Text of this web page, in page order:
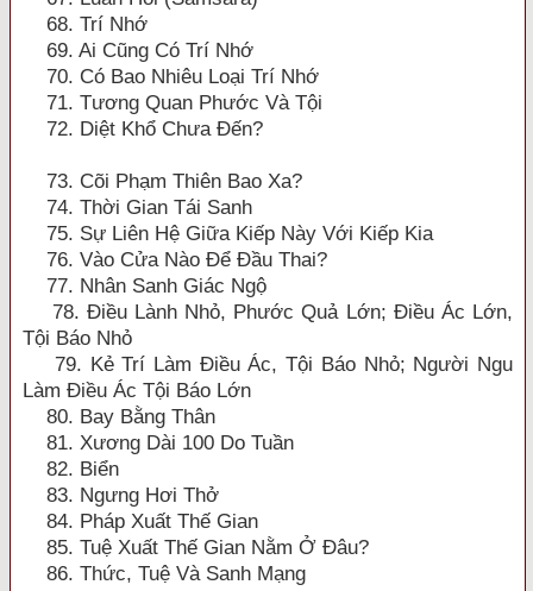
68. Trí Nhớ
69. Ai Cũng Có Trí Nhớ
70. Có Bao Nhiêu Loại Trí Nhớ
71. Tương Quan Phước Và Tội
72. Diệt Khổ Chưa Đến?
73. Cõi Phạm Thiên Bao Xa?
74. Thời Gian Tái Sanh
75. Sự Liên Hệ Giữa Kiếp Này Với Kiếp Kia
76. Vào Cửa Nào Để Đầu Thai?
77. Nhân Sanh Giác Ngộ
78. Điều Lành Nhỏ, Phước Quả Lớn; Điều Ác Lớn,
Tội Báo Nhỏ
79. Kẻ Trí Làm Điều Ác, Tội Báo Nhỏ; Người Ngu
Làm Điều Ác Tội Báo Lớn
80. Bay Bằng Thân
81. Xương Dài 100 Do Tuần
82. Biển
83. Ngưng Hơi Thở
84. Pháp Xuất Thế Gian
85. Tuệ Xuất Thế Gian Nằm Ở Đâu?
86. Thức, Tuệ Và Sanh Mạng